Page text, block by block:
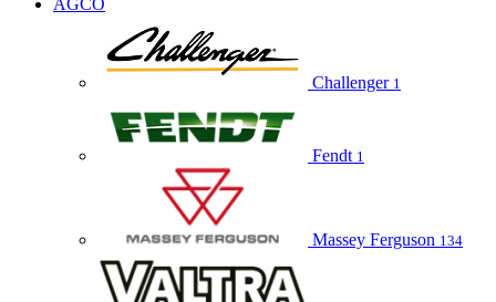
AGCO
Challenger 1
Fendt 1
Massey Ferguson 134